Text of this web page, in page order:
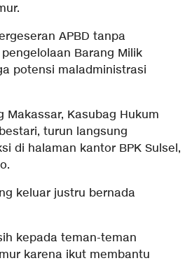
APBD tanpa
Barang Milik
potensi maladministrasi
Makassar, Kasubag Hukum
turun langsung
di halaman kantor BPK Sulsel,
keluar justru bernada
kepada teman-teman
karena ikut membantu